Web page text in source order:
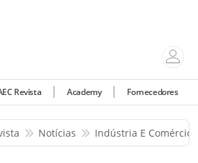
Revista Academy Fornecedores
Notícias Indústria E Comércio